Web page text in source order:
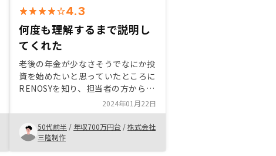
4.3
何度も理解するまで説明し
てくれた
老後の年金が少なさそうでなにか投
資を始めたいと思っていたところに
RENOSYを知り、担当者の方から分
かりやすく丁寧に説明してもらいま
した。 高額な買い物だったので不
安はありましたが、ほかの投資と比
べてリスクが少ないと感じたので購
入を決めました。
2024年01月22日
50代前半 / 年収700万円台 /株式会社
三隆制作